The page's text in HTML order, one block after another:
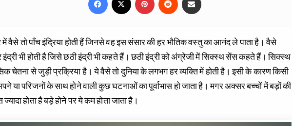
वैसे तो पाँच इंद्रिया होती हैं जिनसे वह इस संसार की हर भौतिक वस्तु का आनंद ले पाता है। वैसे
इंद्री भी होती है जिसे छठी इंद्री भी कहते हैं। छठी इंद्री को अंग्रेजी में सिक्स्थ सेंस कहते हैं। सिक्स्थ
चेतना से जुड़ी प्रक्रिया है। ये वैसे तो दुनिया के लगभग हर व्यक्ति में होती है। इसी के कारण किसी
या परिजनों के साथ होने वाली कुछ घटनाओं का पूर्वाभास हो जाता है। मगर अक्सर बच्चों में बड़ों की
होता है बड़े होने पर ये कम होता जाता है।